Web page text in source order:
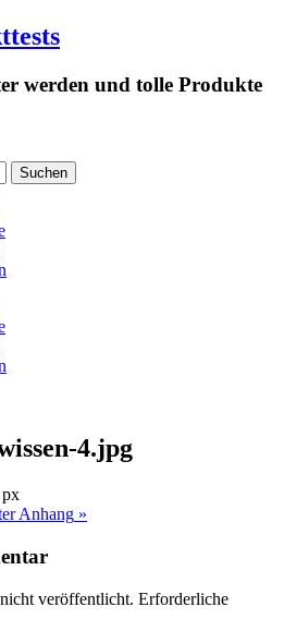
werden und tolle Produkte
4.jpg
px
Anhang »
veröffentlicht. Erforderliche